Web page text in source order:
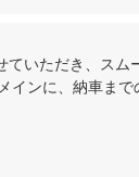
ていただき、スム
インに、納車まで